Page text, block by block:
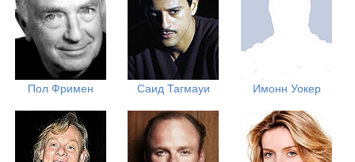
Пол Фримен Саид Тагмауи Имонн Уокер